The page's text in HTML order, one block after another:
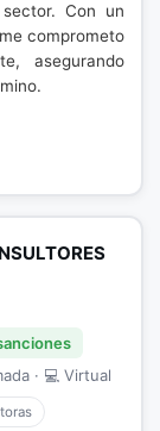
Con un
comprometo
asegurando
· 💻 Virtual